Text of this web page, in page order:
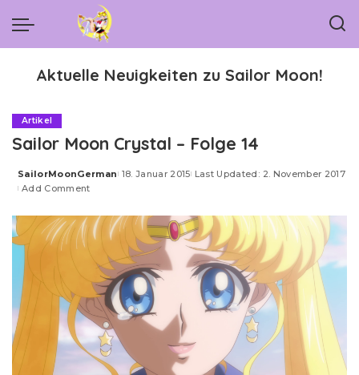
Aktuelle Neuigkeiten zu Sailor Moon!
Artikel
Sailor Moon Crystal – Folge 14
Posted
by
SailorMoonGerman 18. Januar 2015 Last Updated: 2. November 2017
Add Comment